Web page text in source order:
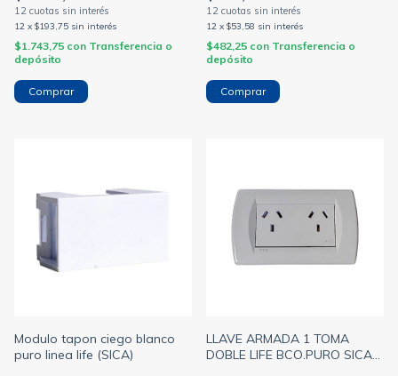
12 x $193,75 sin interés
$1.743,75 con Transferencia o
depósito
Comprar
12 x $53,58 sin interés
$482,25 con Transferencia o
depósito
Modulo tapon ciego blanco
puro linea life (SICA)
LLAVE ARMADA 1 TOMA
DOBLE LIFE BCO.PURO SICA